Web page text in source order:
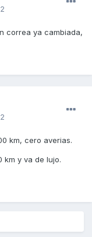
correa ya cambiada,
km, cero averias.
km y va de lujo.